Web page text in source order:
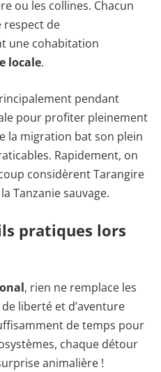
ou les collines. Chacun
respect de
une cohabitation
locale.
pendant
pour profiter pleinement
la migration bat son plein
Rapidement, on
considèrent Tarangire
Tanzanie sauvage.
pratiques lors
, rien ne remplace les
liberté et d’aventure
de temps pour
chaque détour
animalière !